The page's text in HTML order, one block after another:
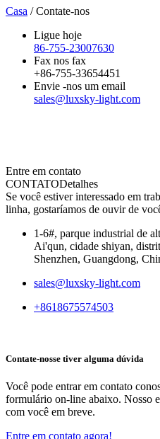
Casa /Contate-nos
Ligue hoje
86-755-23007630
Fax nos fax
+86-755-33654451
Envie -nos um email
sales@luxsky-light.com
Entre em contato
CONTATODetalhes
Se você estiver interessado em
linha, gostaríamos de ouvir de
1-6#, parque industrial de
Ai'qun, cidade shiyan,
Shenzhen, Guangdong,
sales@luxsky-light.com
+8618675574503
Contate-nosse tiver alguma dúvida
Você pode entrar em contato
formulário on-line abaixo. Nosso
com você em breve.
Entre em contato agora!